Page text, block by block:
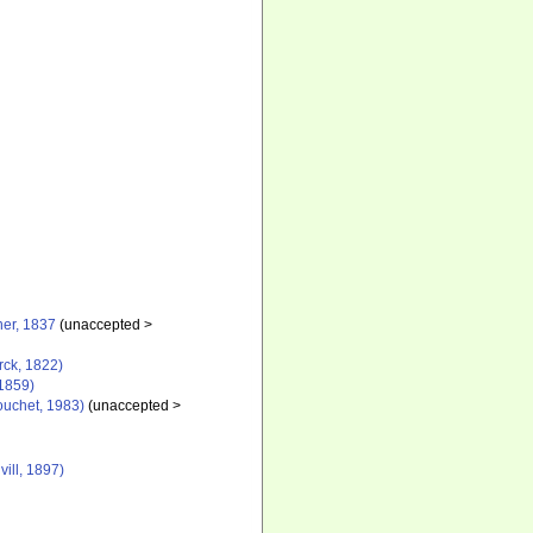
1837 (unaccepted >
1822)
1983) (unaccepted >
1897)